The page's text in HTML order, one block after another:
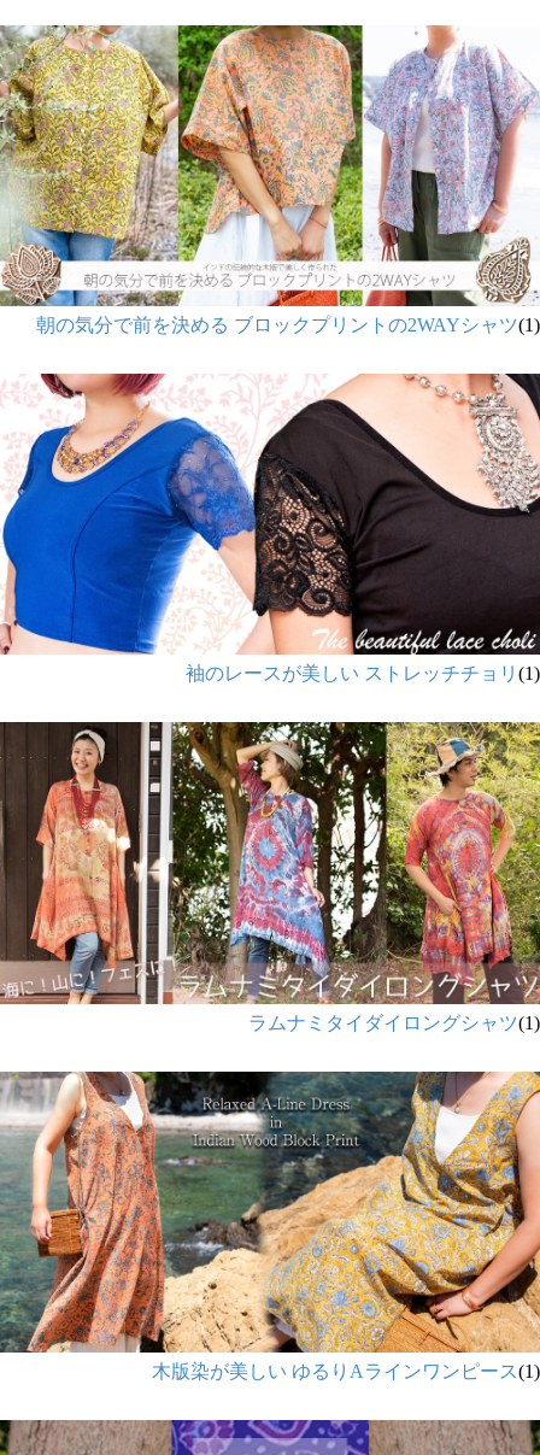
朝の気分で前を決める ブロックプリントの2WAYシャツ(1)
袖のレースが美しい ストレッチチョリ (1)
ラムナミタイダイロングシャツ(1)
木版染が美しい ゆるりAラインワンピース(1)